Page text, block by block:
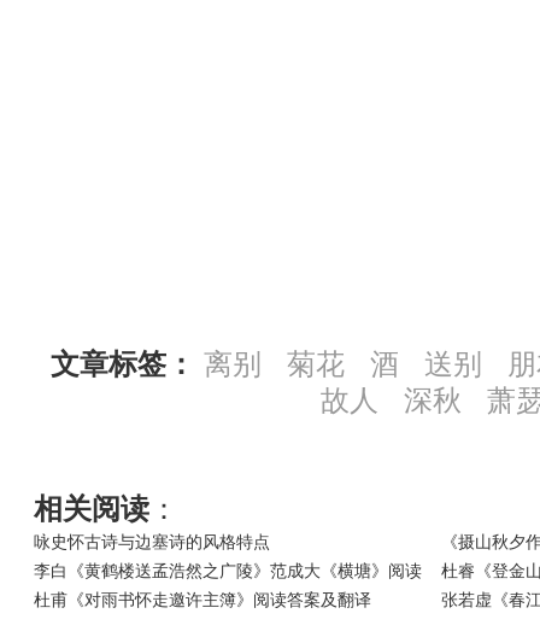
文章标签： 离别 菊花 酒 送别
故人
深秋 萧
相关阅读 ：
咏史怀古诗与边塞诗的风格特点
《摄山秋夕
李白《黄鹤楼送孟浩然之广陵》范成大《横塘》阅读
杜睿《登金
杜甫《对雨书怀走邀许主簿》阅读答案及翻译
张若虚《春